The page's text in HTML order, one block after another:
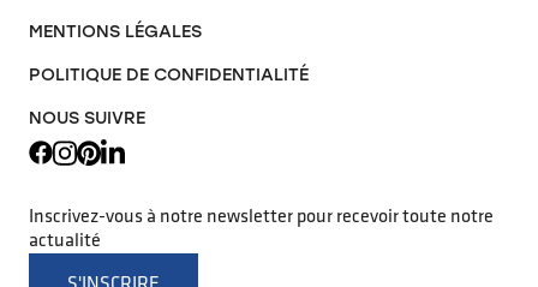
MENTIONS LÉGALES
POLITIQUE DE CONFIDENTIALITÉ
NOUS SUIVRE
Inscrivez-vous à notre newsletter pour recevoir toute notre
actualité